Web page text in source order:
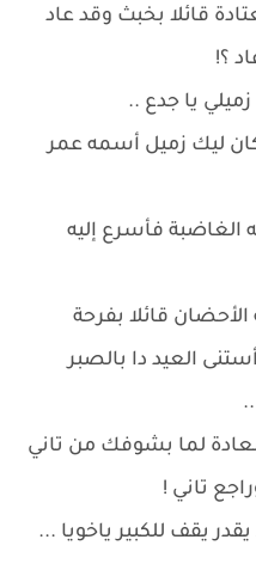
قائلا بخبث وقد عاد
؟!
يا جدع ..
ليك زميل أسمه عمر
الغاضبة فأسرع إليه
قائلا بفرحة
العيد دا بالصبر
لما بشوفك من تاني
تاني !
يقف للكبير ياخويا ...